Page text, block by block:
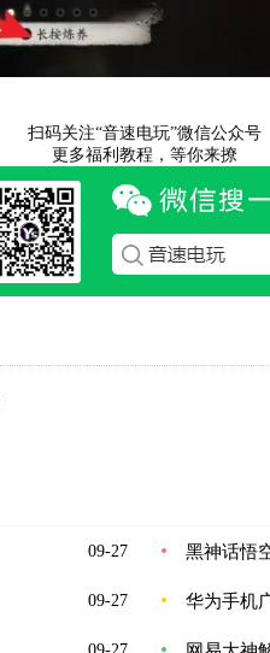
扫码关注“音速电玩”微信公众号
更多福利教程，等你来撩
09-27 黑神话悟
09-27 华为手机